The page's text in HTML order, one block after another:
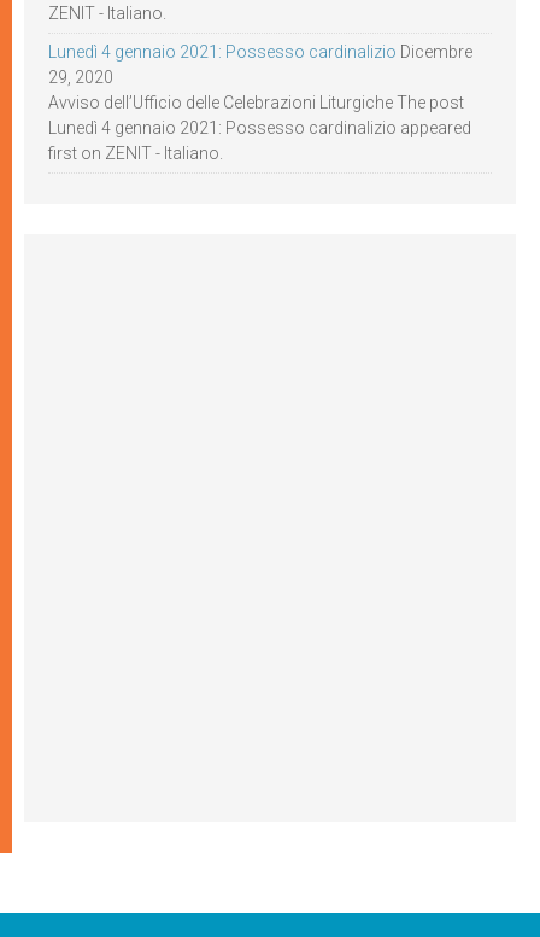
ZENIT - Italiano.
Lunedì 4 gennaio 2021: Possesso cardinalizio Dicembre
29, 2020
Avviso dell’Ufficio delle Celebrazioni Liturgiche The post
Lunedì 4 gennaio 2021: Possesso cardinalizio appeared
first on ZENIT - Italiano.